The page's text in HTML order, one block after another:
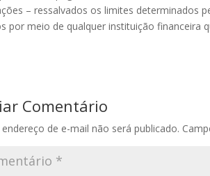
– ressalvados os limites determinados
por meio de qualquer instituição financeira
Comentário
endereço de e-mail não será publicado.